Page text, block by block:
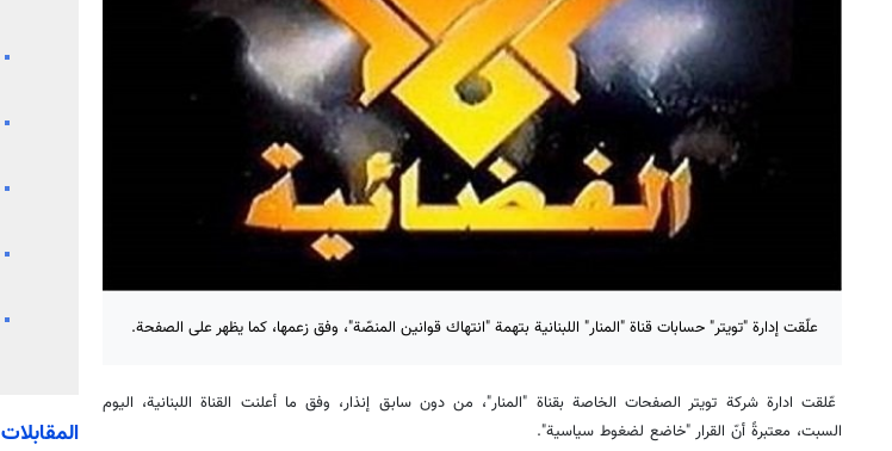
علّقت إدارة "تويتر" حسابات قناة "المنار" اللبنانية بتهمة "انتهاك قوانين المنصّة"، وفق زعمها، كما يظهر على الصفحة.
عّلقت ادارة شركة تويتر الصفحات الخاصة بقناة "المنار"، من دون سابق إنذار، وفق ما أعلنت القناة اللبنانية، اليوم
السبت، معتبرةً أنّ القرار "خاضع لضغوط سياسية".
المقابلات